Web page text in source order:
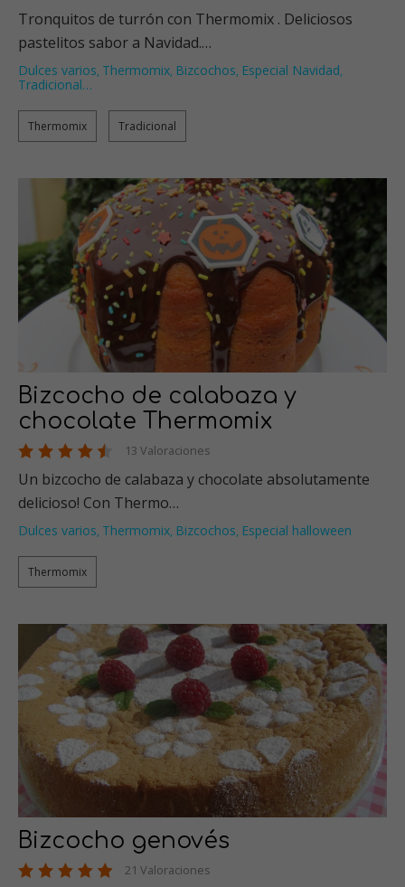
Tronquitos de turrón con Thermomix . Deliciosos
pastelitos sabor a Navidad.…
Dulces varios, Thermomix, Bizcochos, Especial Navidad,
Tradicional…
Thermomix Tradicional
Bizcocho de calabaza y
chocolate Thermomix
13 Valoraciones
Un bizcocho de calabaza y chocolate absolutamente
delicioso! Con Thermo…
Dulces varios, Thermomix, Bizcochos, Especial halloween
Thermomix
Bizcocho genovés
21 Valoraciones